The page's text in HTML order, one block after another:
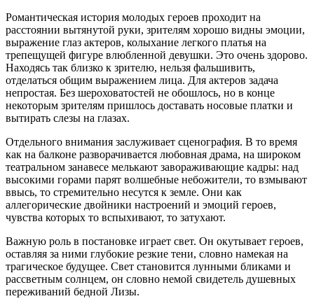
Романтическая история молодых героев проходит на
расстоянии вытянутой руки, зрителям хорошо видны эмоции,
выражение глаз актеров, колыхание легкого платья на
трепещущей фигуре влюбленной девушки. Это очень здорово.
Находясь так близко к зрителю, нельзя фальшивить,
отделаться общим выражением лица. Для актеров задача
непростая. Без шероховатостей не обошлось, но в конце
некоторым зрителям пришлось доставать носовые платки и
вытирать слезы на глазах.
Отдельного внимания заслуживает сценография. В то время
как на балконе разворачивается любовная драма, на широком
театральном занавесе мелькают завораживающие кадры: над
высокими горами парят волшебные небожители, то взмывают
ввысь, то стремительно несутся к земле. Они как
аллегорические двойники настроений и эмоций героев,
чувства которых то вспыхивают, то затухают.
Важную роль в постановке играет свет. Он окутывает героев,
оставляя за ними глубокие резкие тени, словно намекая на
трагическое будущее. Свет становится лунными бликами и
рассветным солнцем, он словно немой свидетель душевных
переживаний бедной Лизы.